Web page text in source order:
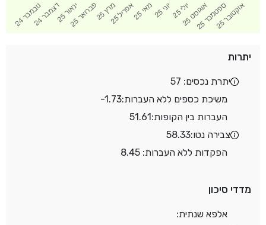
יתרות
יתרת נכסים: 57
משיכת כספים ללא העברות:-1.73
העברות בין הקופות:51.61
צבירה נטו:58.33
הפקדות ללא העברות: 8.45
מדדי סיכון
אלפא שנתית: